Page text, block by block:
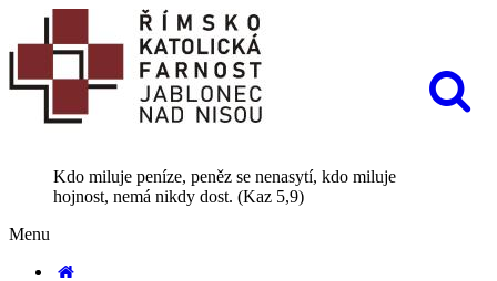
Kdo miluje peníze, peněz se nenasytí, kdo miluje
hojnost, nemá nikdy dost. (Kaz 5,9)
Menu